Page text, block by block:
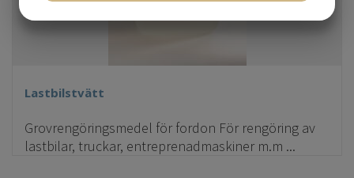
Lastbilstvätt
Grovrengöringsmedel för fordon För rengöring av
lastbilar, truckar, entreprenadmaskiner m.m ...